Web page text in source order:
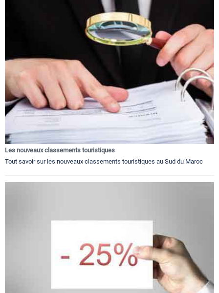
Les nouveaux classements touristiques
Tout savoir sur les nouveaux classements touristiques au Sud du Maroc